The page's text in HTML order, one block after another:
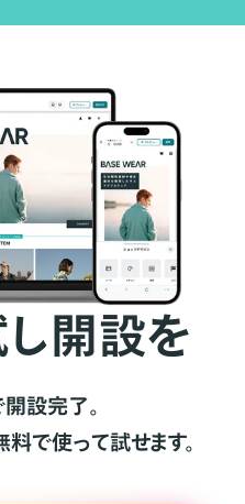
開設を
設完了。
で使って試せます。